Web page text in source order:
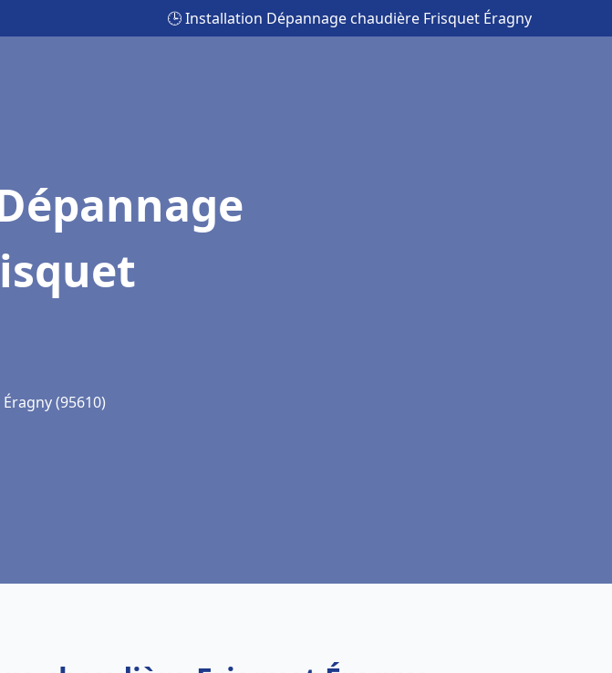
🕒 Installation Dépannage chaudière Frisquet Éragny
(95610)